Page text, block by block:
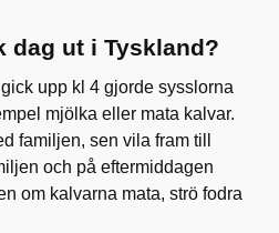
dag ut i Tyskland?
upp kl 4 gjorde sysslorna
mjölka eller mata kalvar.
familjen, sen vila fram till
och på eftermiddagen
om kalvarna mata, strö fodra